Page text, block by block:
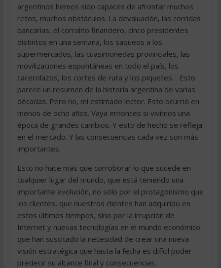
argentinos hemos sido capaces de afrontar muchos
retos, muchos obstáculos. La devaluación, las corridas
bancarias, el corralito financiero, cinco presidentes
distintos en una semana, los saqueos a los
supermercados, las cuasimonedas provinciales, las
movilizaciones espontáneas en todo el país, los
cacerolazos, los cortes de ruta y los piquetes… Esto
parece un resumen de la historia argentina de varias
décadas. Pero no, mi estimado lector. Esto ocurrió en
menos de ocho años. Vaya entonces si vivimos una
época de grandes cambios. Y esto de hecho se refleja
en el mercado. Y las consecuencias cada vez son más
importantes.
Esto no hace más que corroborar lo que sucede en
cualquier lugar del mundo, que está teniendo una
importante evolución, no sólo por el protagonismo que
los clientes, que nuestros clientes han adquirido en
estos últimos tiempos, sino por la irrupción de
Internet y nuevas tecnologías en el mundo económico
que han suscitado la necesidad de crear una nueva
visión estratégica que hasta la fecha es difícil poder
predecir su alcance final y consecuencias.